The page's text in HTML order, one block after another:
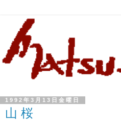
1992年3月13日金曜日
山 桜